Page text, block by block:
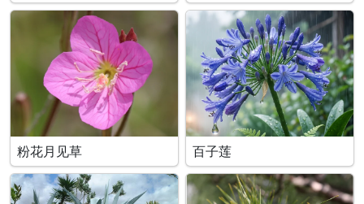
粉花月见草 百子莲